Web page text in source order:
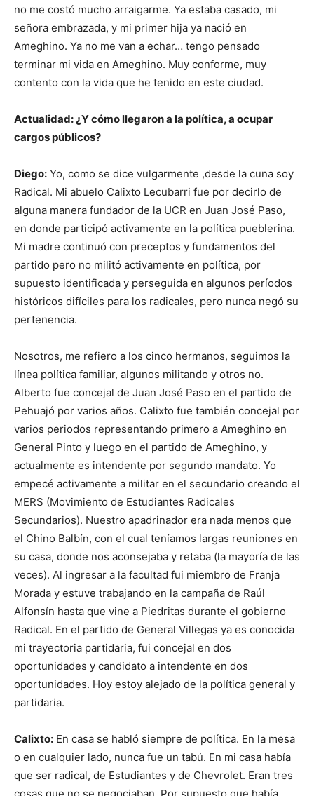
no me costó mucho arraigarme. Ya estaba casado, mi
señora embrazada, y mi primer hija ya nació en
Ameghino. Ya no me van a echar… tengo pensado
terminar mi vida en Ameghino. Muy conforme, muy
contento con la vida que he tenido en este ciudad.
Actualidad: ¿Y cómo llegaron a la política, a ocupar
cargos públicos?
Diego: Yo, como se dice vulgarmente ,desde la cuna soy
Radical. Mi abuelo Calixto Lecubarri fue por decirlo de
alguna manera fundador de la UCR en Juan José Paso,
en donde participó activamente en la política pueblerina.
Mi madre continuó con preceptos y fundamentos del
partido pero no militó activamente en política, por
supuesto identificada y perseguida en algunos períodos
históricos difíciles para los radicales, pero nunca negó su
pertenencia.
Nosotros, me refiero a los cinco hermanos, seguimos la
línea política familiar, algunos militando y otros no.
Alberto fue concejal de Juan José Paso en el partido de
Pehuajó por varios años. Calixto fue también concejal por
varios periodos representando primero a Ameghino en
General Pinto y luego en el partido de Ameghino, y
actualmente es intendente por segundo mandato. Yo
empecé activamente a militar en el secundario creando el
MERS (Movimiento de Estudiantes Radicales
Secundarios). Nuestro apadrinador era nada menos que
el Chino Balbín, con el cual teníamos largas reuniones en
su casa, donde nos aconsejaba y retaba (la mayoría de las
veces). Al ingresar a la facultad fui miembro de Franja
Morada y estuve trabajando en la campaña de Raúl
Alfonsín hasta que vine a Piedritas durante el gobierno
Radical. En el partido de General Villegas ya es conocida
mi trayectoria partidaria, fui concejal en dos
oportunidades y candidato a intendente en dos
oportunidades. Hoy estoy alejado de la política general y
partidaria.
Calixto: En casa se habló siempre de política. En la mesa
o en cualquier lado, nunca fue un tabú. En mi casa había
que ser radical, de Estudiantes y de Chevrolet. Eran tres
cosas que no se negociaban. Por supuesto que había